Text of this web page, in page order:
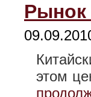
Рынок
этом